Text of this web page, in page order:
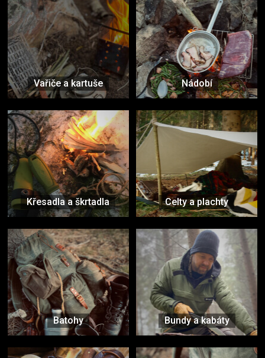
Vařiče a kartuše Nádobí
Křesadla a škrtadla Celty a plachty
Batohy Bundy a kabáty